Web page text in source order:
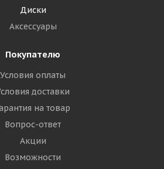
Диски
Аксессуары
Покупателю
Условия оплаты
доставки
на товар
Вопрос-ответ
Акции
Возможности